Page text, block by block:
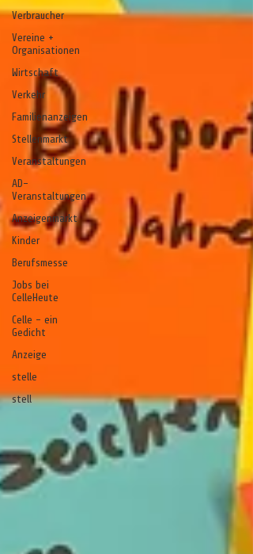
Verbraucher
Vereine +
Organisationen
Wirtschaft
Verkehr
Familienanzeigen
Stellenmarkt
Veranstaltungen
AD-
Veranstaltungen
Anzeigenmarkt
Kinder
Berufsmesse
Jobs bei
CelleHeute
Celle - ein
Gedicht
Anzeige
stelle
stell